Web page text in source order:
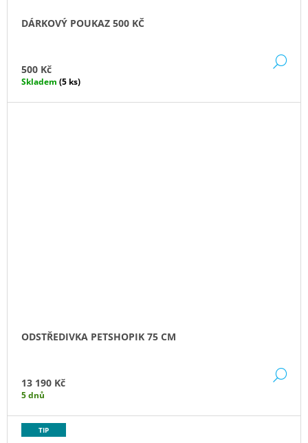
DÁRKOVÝ POUKAZ 500 KČ
500 Kč
Skladem (5 ks)
ODSTŘEDIVKA PETSHOPIK 75 CM
13 190 Kč
5 dnů
TIP